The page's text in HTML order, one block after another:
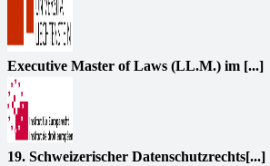
Executive Master of Laws (LL.M.) im [...]
19. Schweizerischer Datenschutzrechts[...]